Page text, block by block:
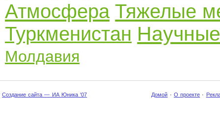
Атмосфера Тяжелые
Туркменистан
Молдавия
Создание сайта — ИА Юника '07 Домой · О проекте ·